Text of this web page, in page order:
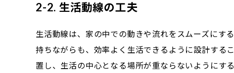
2-2. 生活動線の工夫
生活動線は、家の中での動きや流れをスムーズにす
持ちながらも、効率よく生活できるように設計する
置し、生活の中心となる場所が重ならないようにする